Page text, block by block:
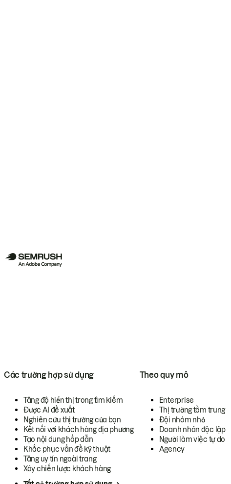
Các trường hợp sử dụng
Tăng độ hiển thị trong tìm kiếm
Được AI đề xuất
Nghiên cứu thị trường của bạn
Kết nối với khách hàng địa phương
Tạo nội dung hấp dẫn
Khắc phục vấn đề kỹ thuật
Tăng uy tín ngoài trang
Xây chiến lược khách hàng
Theo quy mô
Enterprise
Thị trường tầm trung
Đội nhóm nhỏ
Doanh nhân độc lập
Người làm việc tự do
Agency